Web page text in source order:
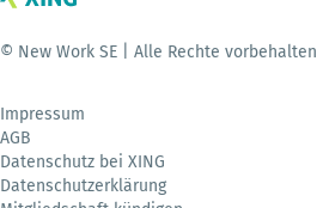
© New Work SE | Alle Rechte vorbehalten
Impressum
AGB
Datenschutz bei XING
Datenschutzerklärung